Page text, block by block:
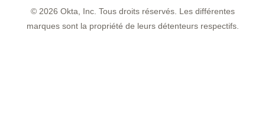
© 2026 Okta, Inc. Tous droits réservés. Les différentes
marques sont la propriété de leurs détenteurs respectifs.